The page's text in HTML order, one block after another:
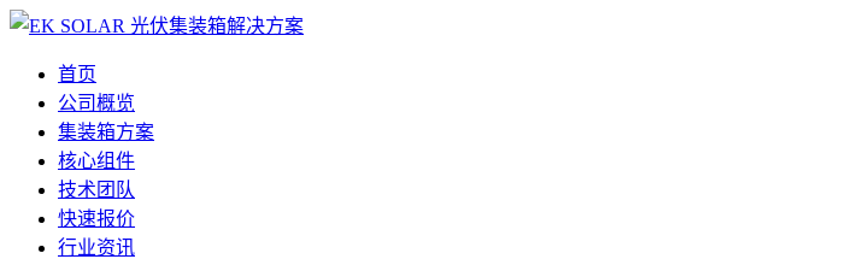
首页
公司概览
集装箱方案
核心组件
技术团队
快速报价
行业资讯